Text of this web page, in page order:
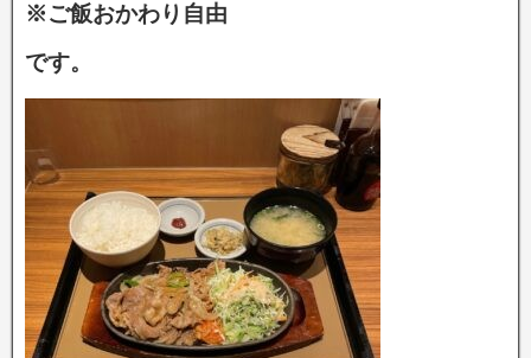
※ご飯おかわり自由
です。